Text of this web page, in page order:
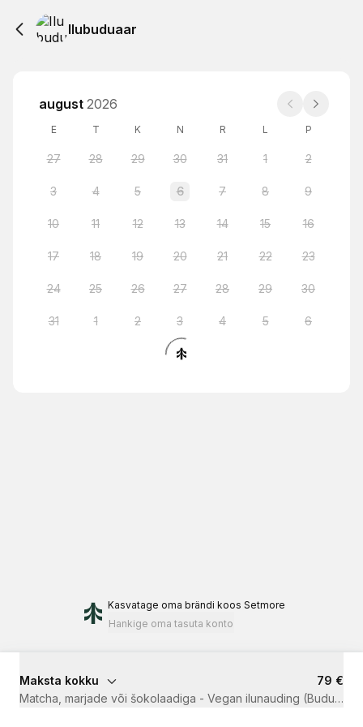
Ilubuduaar
august 2026
E T K N R L P
27 28 29 30 31 1 2
3 4 5 6 7 8 9
10 11 12 13 14 15 16
17 18 19 20 21 22 23
24 25 26 27 28 29 30
31 1 2 3 4 5 6
Kasvatage oma brändi koos Setmore
Hankige oma tasuta konto
Maksta kokku
79 €
Matcha, marjade või šokolaadiga - Vegan ilunauding (Buduaar